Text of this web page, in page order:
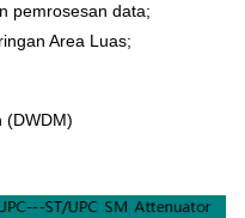
pemrosesan data;
Area Luas;
(DWDM)